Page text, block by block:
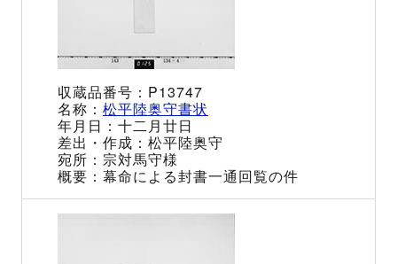
P13747
松平陸奥守書状
十二月廿日
松平陸奥守
宗対馬守様
幕命による封書一通回覧の件